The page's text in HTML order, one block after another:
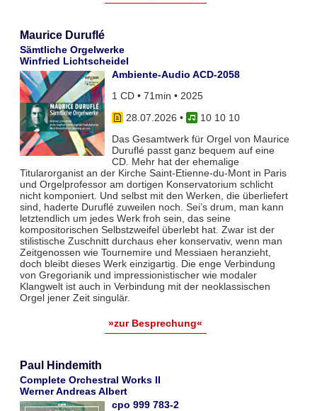
Maurice Duruflé
Sämtliche Orgelwerke
Winfried Lichtscheidel
Ambiente-Audio ACD-2058
1 CD • 71min • 2025
28.07.2026 •
10 10 10
Das Gesamtwerk für Orgel von Maurice
Duruflé passt ganz bequem auf eine
CD. Mehr hat der ehemalige
Titularorganist an der Kirche Saint-Etienne-du-Mont in Paris
und Orgelprofessor am dortigen Konservatorium schlicht
nicht komponiert. Und selbst mit den Werken, die überliefert
sind, haderte Duruflé zuweilen noch. Sei’s drum, man kann
letztendlich um jedes Werk froh sein, das seine
kompositorischen Selbstzweifel überlebt hat. Zwar ist der
stilistische Zuschnitt durchaus eher konservativ, wenn man
Zeitgenossen wie Tournemire und Messiaen heranzieht,
doch bleibt dieses Werk einzigartig. Die enge Verbindung
von Gregorianik und impressionistischer wie modaler
Klangwelt ist auch in Verbindung mit der neoklassischen
Orgel jener Zeit singulär.
»zur Besprechung«
Paul Hindemith
Complete Orchestral Works II
Werner Andreas Albert
cpo 999 783-2